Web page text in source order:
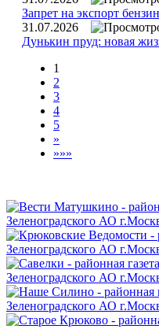
Запрет на экспорт
31.07.2026
Дунькин пруд: новая
1
2
3
4
5
»
»»»